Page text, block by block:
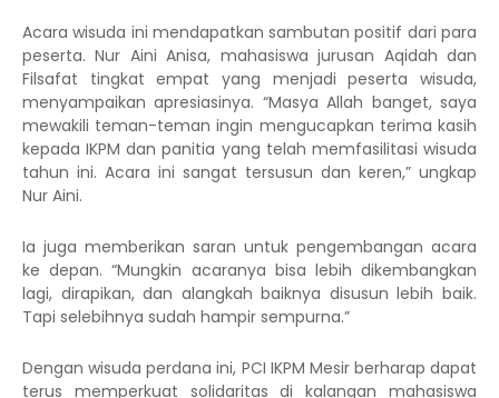
Acara wisuda ini mendapatkan sambutan positif dari para
peserta. Nur Aini Anisa, mahasiswa jurusan Aqidah dan
Filsafat tingkat empat yang menjadi peserta wisuda,
menyampaikan apresiasinya. “Masya Allah banget, saya
mewakili teman-teman ingin mengucapkan terima kasih
kepada IKPM dan panitia yang telah memfasilitasi wisuda
tahun ini. Acara ini sangat tersusun dan keren,” ungkap
Nur Aini.
Ia juga memberikan saran untuk pengembangan acara
ke depan. “Mungkin acaranya bisa lebih dikembangkan
lagi, dirapikan, dan alangkah baiknya disusun lebih baik.
Tapi selebihnya sudah hampir sempurna.”
Dengan wisuda perdana ini, PCI IKPM Mesir berharap dapat
terus memperkuat solidaritas di kalangan mahasiswa